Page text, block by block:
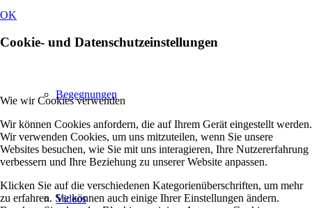
Begegnungen
Videos
OK
Cookie- und Datenschutzeinstellungen
Wie wir Cookies verwenden
Wir können Cookies anfordern, die auf Ihrem Gerät eingestellt werden.
Wir verwenden Cookies, um uns mitzuteilen, wenn Sie unsere
Websites besuchen, wie Sie mit uns interagieren, Ihre Nutzererfahrung
verbessern und Ihre Beziehung zu unserer Website anpassen.
Klicken Sie auf die verschiedenen Kategorienüberschriften, um mehr
zu erfahren. Sie können auch einige Ihrer Einstellungen ändern.